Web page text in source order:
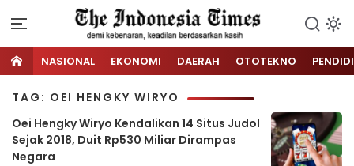
NASIONAL EKONOMI DAERAH OTOTEKNO
TAG: OEI HENGKY WIRYO
Oei Hengky Wiryo Kendalikan 14 Situs Judol
Sejak 2018, Duit Rp530 Miliar Dirampas
Negara